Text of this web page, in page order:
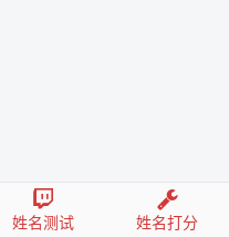
姓名测试 姓名打分